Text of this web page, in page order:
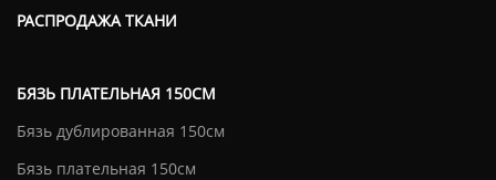
РАСПРОДАЖА ТКАНИ
БЯЗЬ ПЛАТЕЛЬНАЯ 150СМ
Бязь дублированная 150см
Бязь плательная 150см